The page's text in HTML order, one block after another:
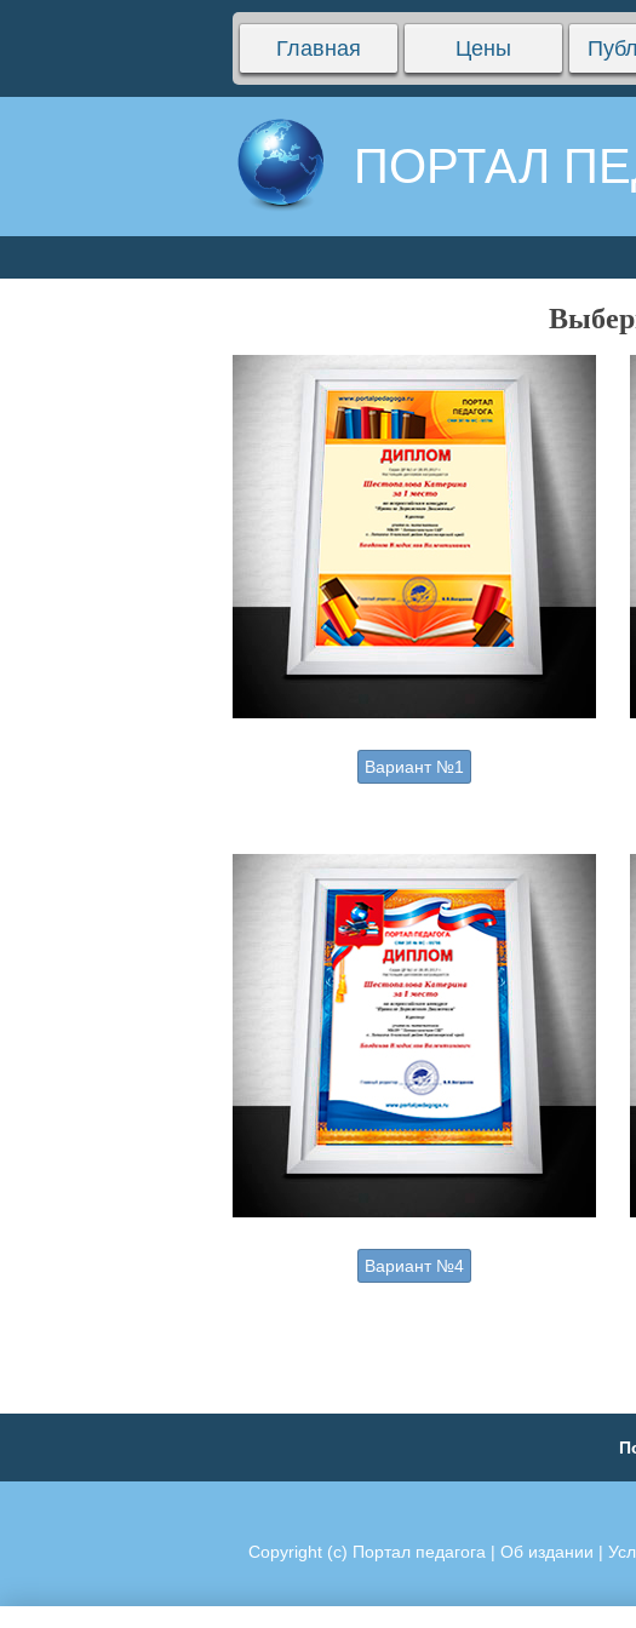
Главная Цены
ПОРТАЛ
Вариант №1
Вариант №4
Copyright (c) Портал педагога | Об издании |